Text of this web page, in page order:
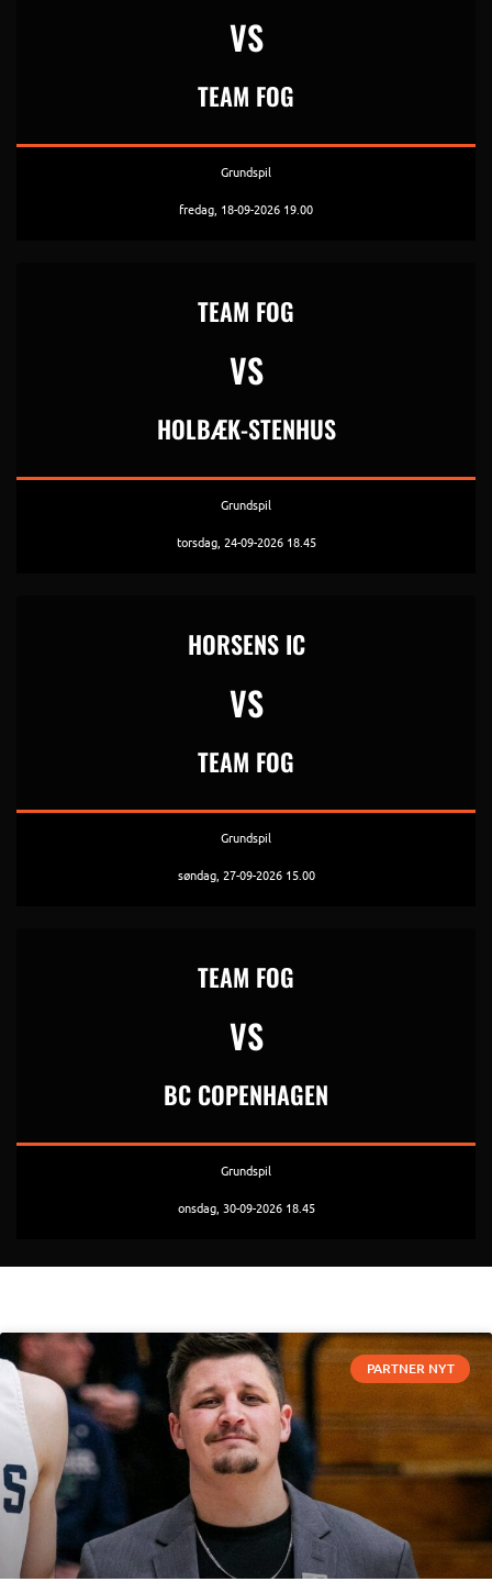
VS
TEAM FOG
Grundspil
fredag, 18-09-2026 19.00
TEAM FOG
VS
HOLBÆK-STENHUS
Grundspil
torsdag, 24-09-2026 18.45
HORSENS IC
VS
TEAM FOG
Grundspil
søndag, 27-09-2026 15.00
TEAM FOG
VS
BC COPENHAGEN
Grundspil
onsdag, 30-09-2026 18.45
PARTNER NYT